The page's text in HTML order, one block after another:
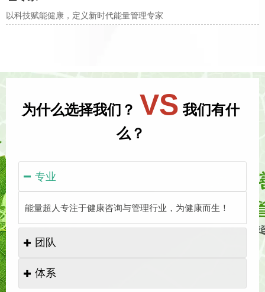
以科技赋能健康，定义新时代能量管理专家
为什么选择我们？ VS 我们有什
么？
 专业
能量超人专注于健康咨询与管理行业，为健康而生！
 团队
团队成员由中医、道医、公共营养师、心理咨询师等专
业人士组成。
 体系